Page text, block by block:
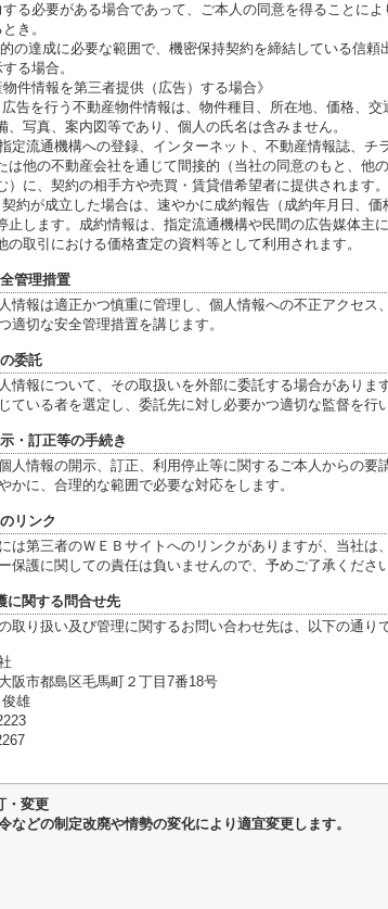
する必要がある場合であって、ご本人の同意を得ることに
き。
的の達成に必要な範囲で、機密保持契約を締結している信
る場合。
物件情報を第三者提供（広告）する場合》
広告を行う不動産物件情報は、物件種目、所在地、価格、
、写真、案内図等であり、個人の氏名は含みません。
定流通機構への登録、インターネット、不動産情報誌、チ
は他の不動産会社を通じて間接的（当社の同意のもと、他
）に、契約の相手方や売買・賃貸借希望者に提供されます。
約が成立した場合は、速やかに成約報告（成約年月日、
止します。成約情報は、指定流通機構や民間の広告媒体主
の取引における価格査定の資料等として利用されます。
管理措置
情報は適正かつ慎重に管理し、個人情報への不正アクセス
適切な安全管理措置を講じます。
委託
情報について、その取扱いを外部に委託する場合がありま
ている者を選定し、委託先に対し必要かつ適切な監督を行
・訂正等の手続き
人情報の開示、訂正、利用停止等に関するご本人からの要
かに、合理的な範囲で必要な対応をします。
リンク
は第三者のＷＥＢサイトへのリンクがありますが、当社は
保護に関しての責任は負いませんので、予めご了承ください
に関する問合せ先
取り扱い及び管理に関するお問い合わせ先は、以下の通りで
阪市都島区毛馬町２丁目7番18号
雄
・変更
などの制定改廃や情勢の変化により適宜変更します。